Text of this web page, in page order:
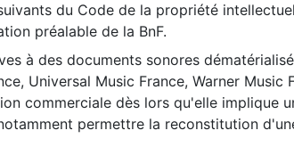
du Code de la propriété
préalable de la BnF.
à des documents sonores
Universal Music France, Warner
commerciale dès lors qu'elle implique
permettre la reconstitution